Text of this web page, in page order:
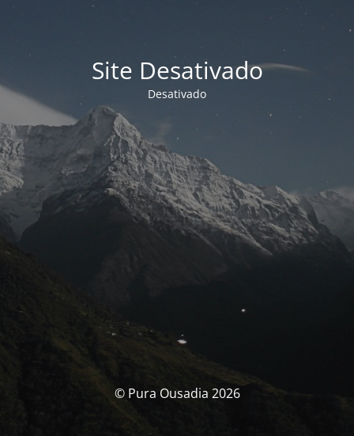
Site Desativado
Desativado
© Pura Ousadia 2026